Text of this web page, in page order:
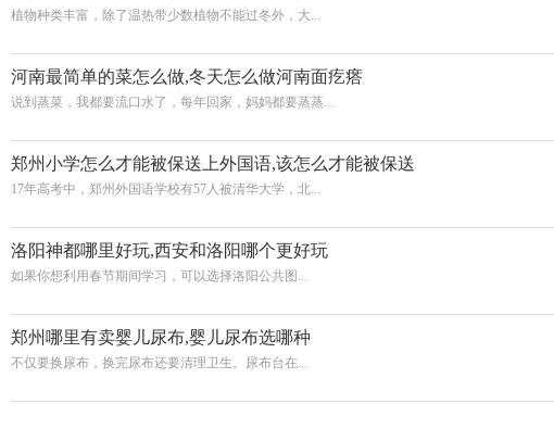
植物种类丰富，除了温热带少数植物不能过冬外，大...
河南最简单的菜怎么做,冬天怎么做河南面疙瘩
说到蒸菜，我都要流口水了，每年回家，妈妈都要蒸蒸...
郑州小学怎么才能被保送上外国语,该怎么才能被保送
17年高考中，郑州外国语学校有57人被清华大学，北...
洛阳神都哪里好玩,西安和洛阳哪个更好玩
如果你想利用春节期间学习，可以选择洛阳公共图...
郑州哪里有卖婴儿尿布,婴儿尿布选哪种
不仅要换尿布，换完尿布还要清理卫生。尿布台在...